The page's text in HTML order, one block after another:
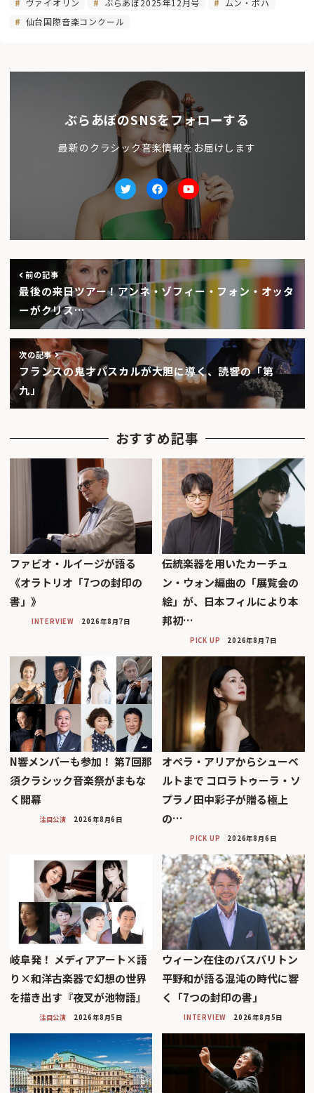
ヴァイオリン ぶらあぼ2025年12月号
ムン・ボハ
仙台国際音楽コンクール
ぶらあぼのSNSをフォローする
最新のクラシック音楽情報をお届けします
TwitterfacebookYoutube
前の記事
最後の来日ツアー！アンネ・ゾフィー・フォン・オッタ
ーがクリス…
次の記事
フランスの鬼才パスカルが大胆に導く、読響の「第
九」
おすすめ記事
ファビオ・ルイージが語る
《オラトリオ「7つの封印の
書」》
INTERVIEW 2026年8月7日
伝統楽器を用いたカーチュ
ン・ウォン編曲の「展覧会の
絵」が、日本フィルにより本
邦初…
PICK UP 2026年8月7日
N響メンバーも参加！ 第7回那
須クラシック音楽祭がまもな
く開幕
注目公演 2026年8月6日
オペラ・アリアからシューベ
ルトまで コロラトゥーラ・ソ
プラノ田中彩子が贈る極上
の…
PICK UP 2026年8月6日
岐阜発！ メディアアート×語
り×和洋古楽器で幻想の世界
を描き出す『夜叉が池物語』
注目公演 2026年8月5日
ウィーン在住のバスバリトン
平野和が語る混沌の時代に響
く「7つの封印の書」
INTERVIEW 2026年8月5日